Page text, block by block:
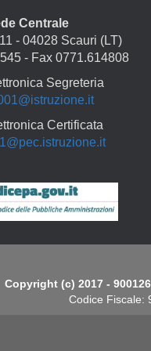
Centrale
- 04028 Scauri (LT)
- Fax 0771.614808
Segreteria
Certificata
Copyright (c) 2017 -
Codice Fiscale: